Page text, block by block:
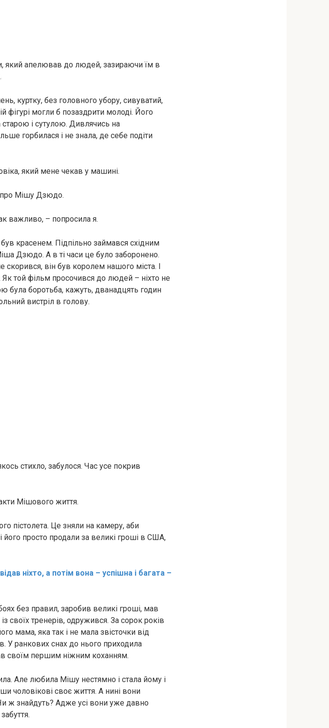
який апелював до людей, зазираючи їм в
куртку, без головного убору, сивуватий,
фігурі могли б позаздрити молоді. Його
старою і сутулою. Дивлячись на
горбилася і не знала, де себе подіти
який мене чекав у машині.
про Мішу Дзюдо.
важливо, – попросила я.
красенем. Підпільно займався східним
Дзюдо. А в ті часи це було заборонено.
скорився, він був королем нашого міста. І
той фільм просочився до людей – ніхто не
була боротьба, кажуть, дванадцять годин
виcтріл в голову.
стихло, забулося. Час усе покрив
Мішового життя.
пістолета. Це зняли на камеру, аби
просто продали за великі гроші в США,
ніхто, а потім вона – успішна і багата –
без правил, заробив великі гроші, мав
своїх тренерів, одружився. За сорок років
мама, яка так і не мала звісточки від
У ранкових снах до нього приходила
своїм першим ніжним коханням.
Але любила Мішу нестямно і стала йому і
чоловікові своє життя. А нині вони
ж знайдуть? Адже усі вони уже давно